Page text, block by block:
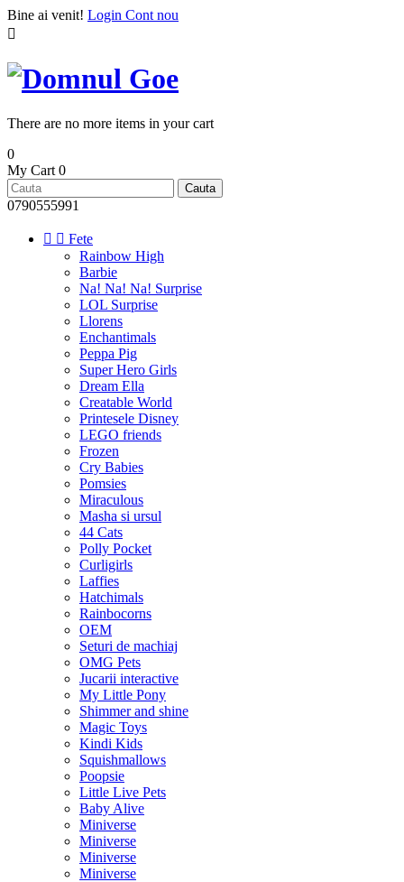
Bine ai venit! Login Cont nou

There are no more items in your cart
0
My Cart 0
Cauta
0790555991
  Fete
Rainbow High
Barbie
Na! Na! Na! Surprise
LOL Surprise
Llorens
Enchantimals
Peppa Pig
Super Hero Girls
Dream Ella
Creatable World
Printesele Disney
LEGO friends
Frozen
Cry Babies
Pomsies
Miraculous
Masha si ursul
44 Cats
Polly Pocket
Curligirls
Laffies
Hatchimals
Rainbocorns
OEM
Seturi de machiaj
OMG Pets
Jucarii interactive
My Little Pony
Shimmer and shine
Magic Toys
Kindi Kids
Squishmallows
Poopsie
Little Live Pets
Baby Alive
Miniverse
Miniverse
Miniverse
Miniverse